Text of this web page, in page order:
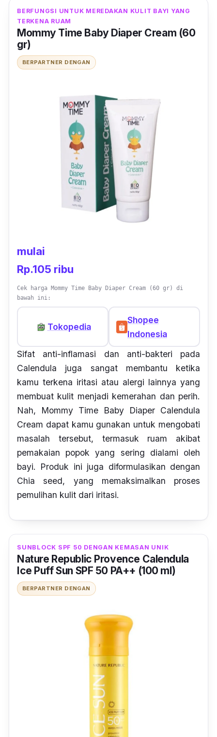
BERFUNGSI UNTUK MEREDAKAN KULIT BAYI YANG
TERKENA RUAM
Mommy Time Baby Diaper Cream (60
gr)
BERPARTNER DENGAN
mulai
Rp.105 ribu
Cek harga Mommy Time Baby Diaper Cream (60 gr) di
bawah ini:
Tokopedia
Shopee
Indonesia
Sifat anti-inflamasi dan anti-bakteri pada
Calendula juga sangat membantu ketika
kamu terkena iritasi atau alergi lainnya yang
membuat kulit menjadi kemerahan dan perih.
Nah, Mommy Time Baby Diaper Calendula
Cream dapat kamu gunakan untuk mengobati
masalah tersebut, termasuk ruam akibat
pemakaian popok yang sering dialami oleh
bayi. Produk ini juga diformulasikan dengan
Chia seed, yang memaksimalkan proses
pemulihan kulit dari iritasi.
SUNBLOCK SPF 50 DENGAN KEMASAN UNIK
Nature Republic Provence Calendula
Ice Puff Sun SPF 50 PA++ (100 ml)
BERPARTNER DENGAN